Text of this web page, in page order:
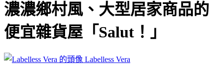
濃濃鄉村風、大型居家商品的
便宜雜貨屋「Salut！」
Labelless Vera